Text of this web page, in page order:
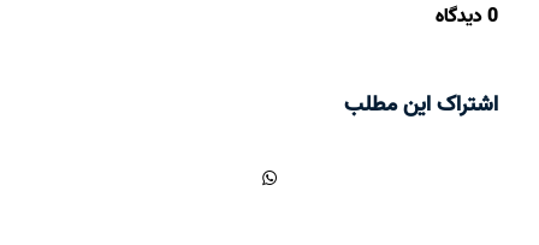
0 دیدگاه
اشتراک این مطلب